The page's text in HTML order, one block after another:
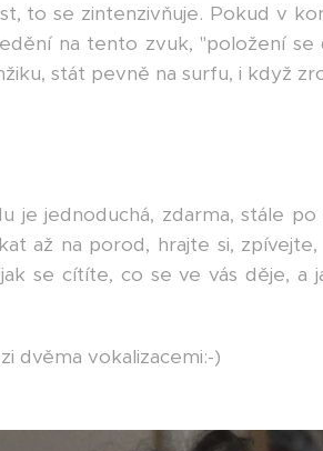
to se zintenzivňuje. Pokud v
na tento zvuk, "položení
stát pevně na surfu, i když
je jednoduchá, zdarma, stále
až na porod, hrajte si,
se cítíte, co se ve vás děje, a
dvěma vokalizacemi:-)